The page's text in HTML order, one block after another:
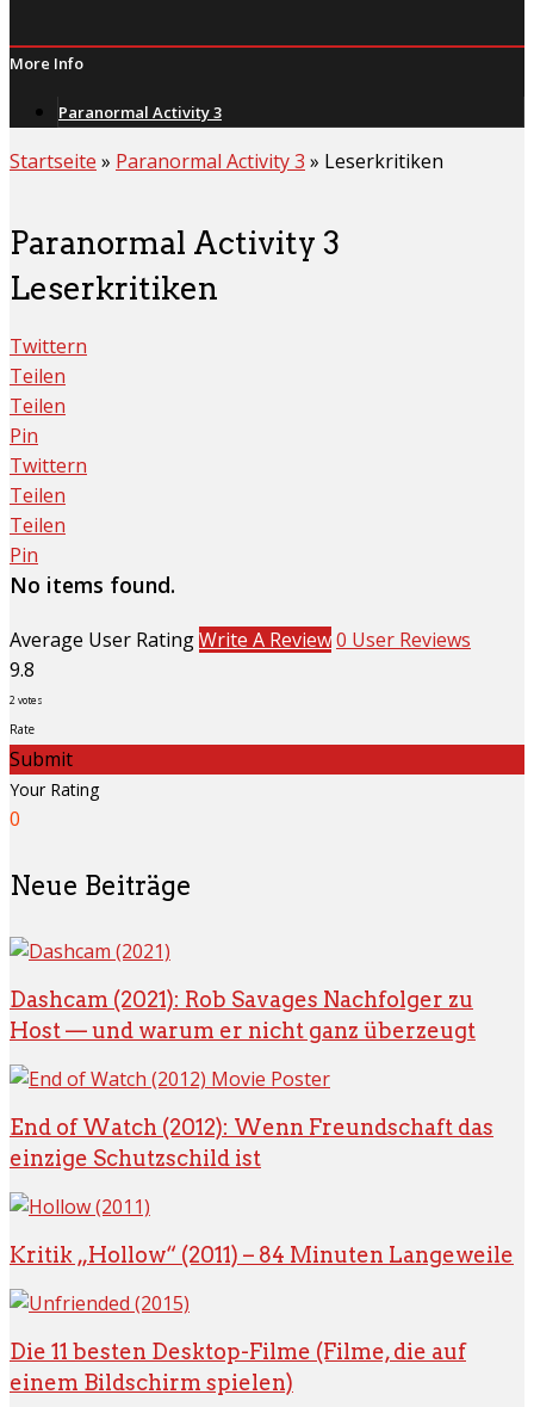
More Info
Paranormal Activity 3
Startseite » Paranormal Activity 3 » Leserkritiken
Paranormal Activity 3
Leserkritiken
Twittern
Teilen
Teilen
Pin
Twittern
Teilen
Teilen
Pin
No items found.
Average User RatingWrite A Review0 User Reviews
9.8
2 votes
Rate
Submit
Your Rating
0
Neue Beiträge
Dashcam (2021): Rob Savages Nachfolger zu
Host — und warum er nicht ganz überzeugt
End of Watch (2012): Wenn Freundschaft das
einzige Schutzschild ist
Kritik „Hollow“ (2011) – 84 Minuten Langeweile
Die 11 besten Desktop-Filme (Filme, die auf
einem Bildschirm spielen)